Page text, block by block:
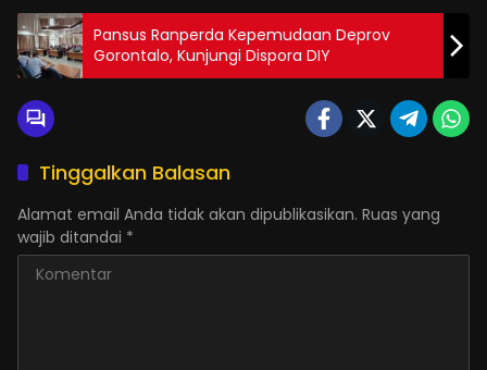
Pansus Ranperda Kepemudaan Deprov
Gorontalo, Kunjungi Dispora DIY
Tinggalkan Balasan
Alamat email Anda tidak akan dipublikasikan. Ruas yang
wajib ditandai *